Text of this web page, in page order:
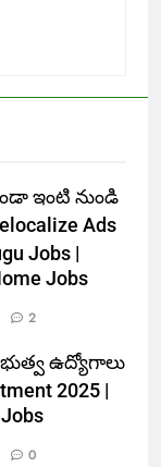
ఇంటి నుండి
Ads
Jobs |
Jobs
2
ఉద్యోగాలు
2025 |
0